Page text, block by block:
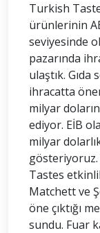
Turkish
ürünlerinin
seviyesinde
pazarında
ulaştık.
ihracatta
milyar
ediyor. EİB
milyar
gösteriyoruz.
Tastes
Matchett ve
öne çıktığı
sundu. Fuar